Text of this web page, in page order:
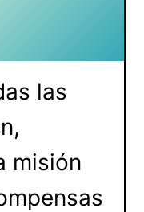
las
misión